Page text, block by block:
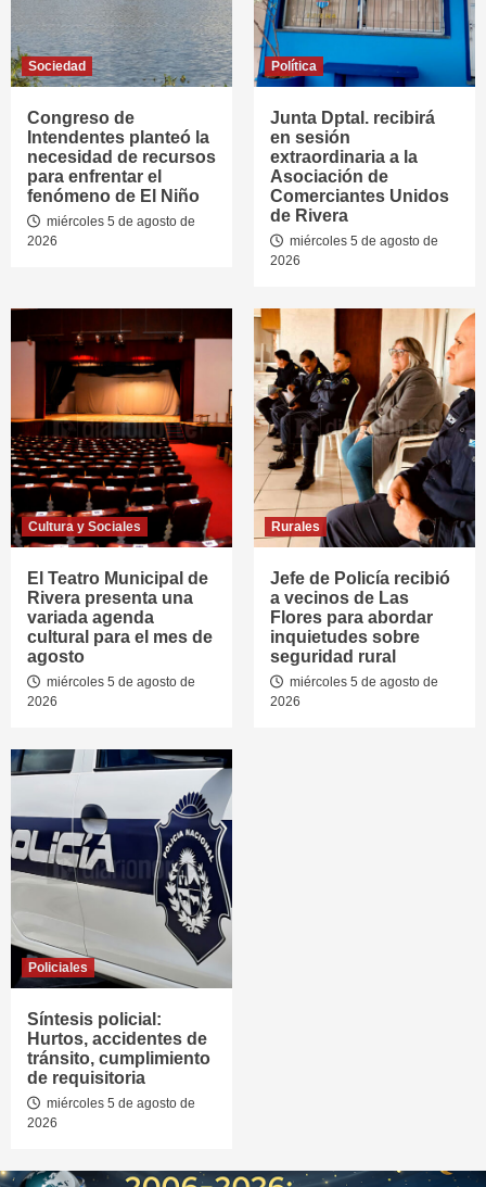
Sociedad
Congreso de
Intendentes planteó la
necesidad de recursos
para enfrentar el
fenómeno de El Niño
miércoles 5 de agosto de
2026
Política
Junta Dptal. recibirá
en sesión
extraordinaria a la
Asociación de
Comerciantes Unidos
de Rivera
miércoles 5 de agosto de
2026
Cultura y Sociales
El Teatro Municipal de
Rivera presenta una
variada agenda
cultural para el mes de
agosto
miércoles 5 de agosto de
2026
Rurales
Jefe de Policía recibió
a vecinos de Las
Flores para abordar
inquietudes sobre
seguridad rural
miércoles 5 de agosto de
2026
Policiales
Síntesis policial:
Hurtos, accidentes de
tránsito, cumplimiento
de requisitoria
miércoles 5 de agosto de
2026